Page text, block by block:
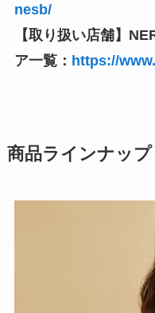
nesb/
【取り扱い店舗】
ア一覧： https://
商品ラインナップ